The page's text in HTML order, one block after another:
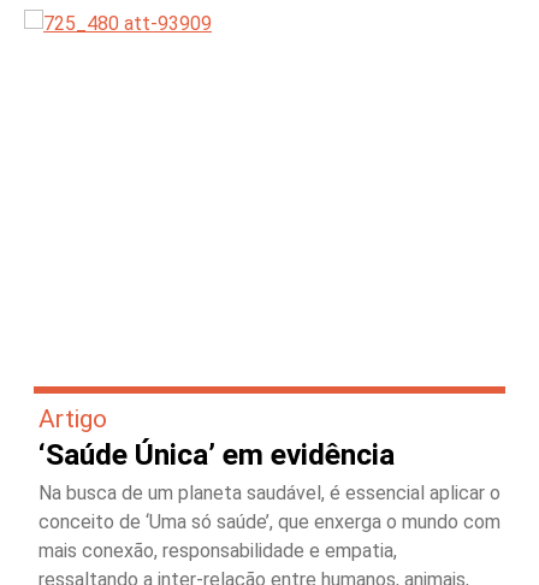
Artigo
‘Saúde Única’ em evidência
Na busca de um planeta saudável, é essencial aplicar o
conceito de ‘Uma só saúde’, que enxerga o mundo com
mais conexão, responsabilidade e empatia,
ressaltando a inter-relação entre humanos, animais,